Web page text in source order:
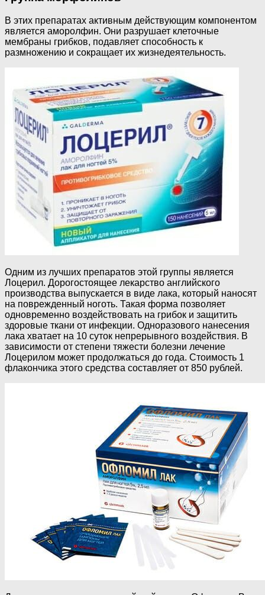
В этих препаратах активным действующим компонентом
является аморолфин. Они разрушает клеточные
мембраны грибков, подавляет способность к
размножению и сокращает их жизнедеятельность.
Одним из лучших препаратов этой группы является
Лоцерил. Дорогостоящее лекарство английского
производства выпускается в виде лака, который наносят
на поврежденный ноготь. Такая форма позволяет
одновременно воздействовать на грибок и защитить
здоровые ткани от инфекции. Одноразового нанесения
лака хватает на 10 суток непрерывного воздействия. В
зависимости от степени тяжести болезни лечение
Лоцерилом может продолжаться до года. Стоимость 1
флакончика этого средства составляет от 850 рублей.